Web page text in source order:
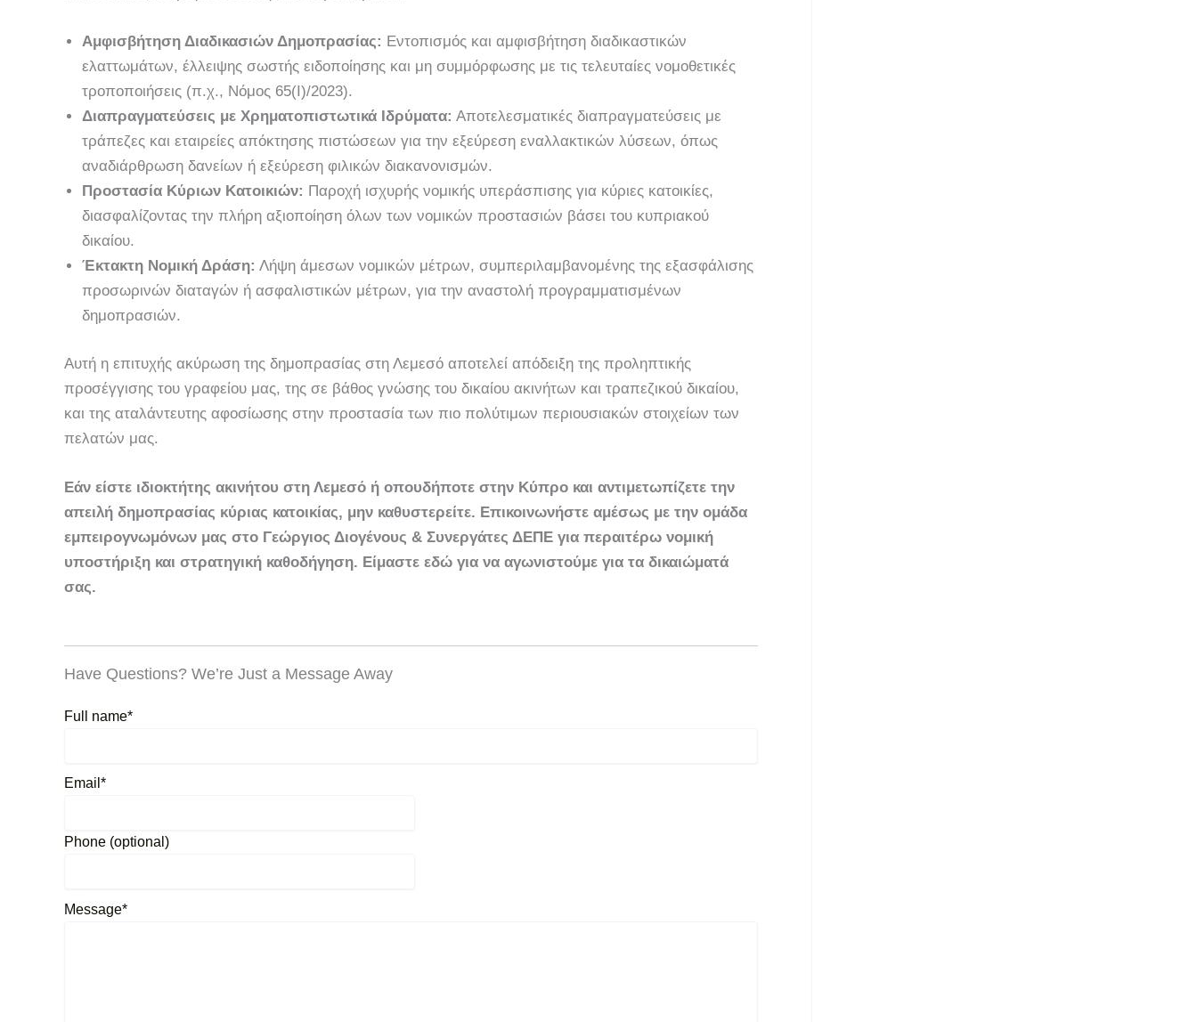
Αμφισβήτηση Διαδικασιών Δημοπρασίας: Εντοπισμός και αμφισβήτηση διαδικαστικών
ελαττωμάτων, έλλειψης σωστής ειδοποίησης και μη συμμόρφωσης με τις τελευταίες νομοθετικές
τροποποιήσεις (π.χ., Νόμος 65(Ι)/2023).
Διαπραγματεύσεις με Χρηματοπιστωτικά Ιδρύματα: Αποτελεσματικές διαπραγματεύσεις με
τράπεζες και εταιρείες απόκτησης πιστώσεων για την εξεύρεση εναλλακτικών λύσεων, όπως
αναδιάρθρωση δανείων ή εξεύρεση φιλικών διακανονισμών.
Προστασία Κύριων Κατοικιών: Παροχή ισχυρής νομικής υπεράσπισης για κύριες κατοικίες,
διασφαλίζοντας την πλήρη αξιοποίηση όλων των νομικών προστασιών βάσει του κυπριακού
δικαίου.
Έκτακτη Νομική Δράση: Λήψη άμεσων νομικών μέτρων, συμπεριλαμβανομένης της εξασφάλισης
προσωρινών διαταγών ή ασφαλιστικών μέτρων, για την αναστολή προγραμματισμένων
δημοπρασιών.
Αυτή η επιτυχής ακύρωση της δημοπρασίας στη Λεμεσό αποτελεί απόδειξη της προληπτικής
προσέγγισης του γραφείου μας, της σε βάθος γνώσης του δικαίου ακινήτων και τραπεζικού δικαίου,
και της αταλάντευτης αφοσίωσης στην προστασία των πιο πολύτιμων περιουσιακών στοιχείων των
πελατών μας.
Εάν είστε ιδιοκτήτης ακινήτου στη Λεμεσό ή οπουδήποτε στην Κύπρο και αντιμετωπίζετε την
απειλή δημοπρασίας κύριας κατοικίας, μην καθυστερείτε. Επικοινωνήστε αμέσως με την ομάδα
εμπειρογνωμόνων μας στο Γεώργιος Διογένους & Συνεργάτες ΔΕΠΕ για περαιτέρω νομική
υποστήριξη και στρατηγική καθοδήγηση. Είμαστε εδώ για να αγωνιστούμε για τα δικαιώματά
σας.
Have Questions? We’re Just a Message Away
Full name*
Email*
Phone (optional)
Message*